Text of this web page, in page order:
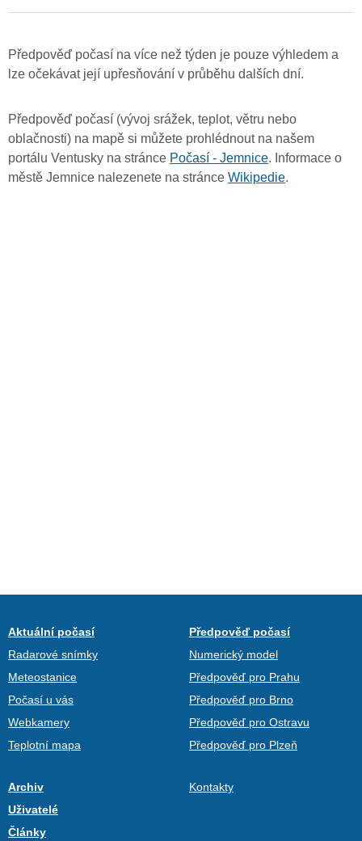
Předpověď počasí na více než týden je pouze výhledem a
lze očekávat její upřesňování v průběhu dalších dní.
Předpověď počasí (vývoj srážek, teplot, větru nebo
oblačnosti) na mapě si můžete prohlédnout na našem
portálu Ventusky na stránce Počasí - Jemnice. Informace o
městě Jemnice nalezenete na stránce Wikipedie.
Aktuální počasí
Radarové snímky
Meteostanice
Počasí u vás
Webkamery
Teplotní mapa
Předpověď počasí
Numerický model
Předpověď pro Prahu
Předpověď pro Brno
Předpověď pro Ostravu
Předpověď pro Plzeň
Archiv
Uživatelé
Články
Kontakty